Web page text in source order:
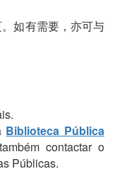
如有需要，亦可与
Biblioteca Pública
contactar o
Públicas.